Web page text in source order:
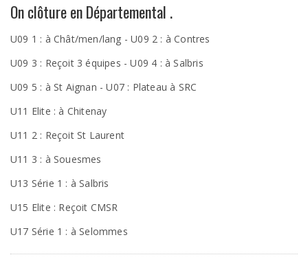
On clôture en Départemental .
U09 1 : à Chât/men/lang - U09 2 : à Contres
U09 3 : Reçoit 3 équipes - U09 4 : à Salbris
U09 5 : à St Aignan - U07 : Plateau à SRC
U11 Elite : à Chitenay
U11 2 : Reçoit St Laurent
U11 3 : à Souesmes
U13 Série 1 : à Salbris
U15 Elite : Reçoit CMSR
U17 Série 1 : à Selommes